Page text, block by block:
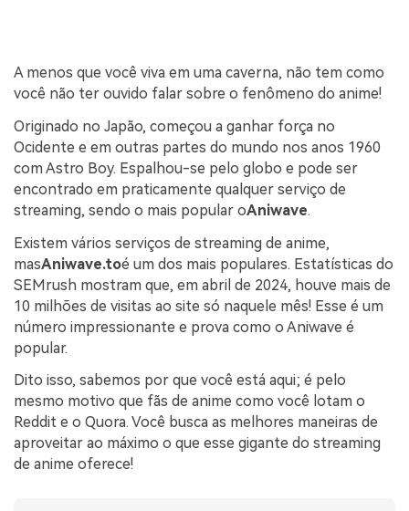
A menos que você viva em uma caverna, não tem como
você não ter ouvido falar sobre o fenômeno do anime!
Originado no Japão, começou a ganhar força no
Ocidente e em outras partes do mundo nos anos 1960
com Astro Boy. Espalhou-se pelo globo e pode ser
encontrado em praticamente qualquer serviço de
streaming, sendo o mais popular oAniwave.
Existem vários serviços de streaming de anime,
masAniwave.toé um dos mais populares. Estatísticas do
SEMrush mostram que, em abril de 2024, houve mais de
10 milhões de visitas ao site só naquele mês! Esse é um
número impressionante e prova como o Aniwave é
popular.
Dito isso, sabemos por que você está aqui; é pelo
mesmo motivo que fãs de anime como você lotam o
Reddit e o Quora. Você busca as melhores maneiras de
aproveitar ao máximo o que esse gigante do streaming
de anime oferece!